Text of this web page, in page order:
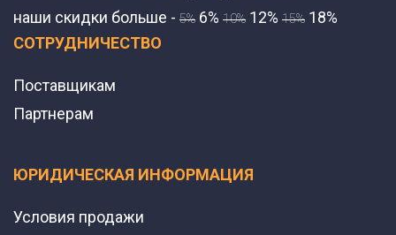
наши скидки больше - 5% 6% 10% 12% 15% 18%
СОТРУДНИЧЕСТВО
Поставщикам
Партнерам
ЮРИДИЧЕСКАЯ ИНФОРМАЦИЯ
Условия продажи